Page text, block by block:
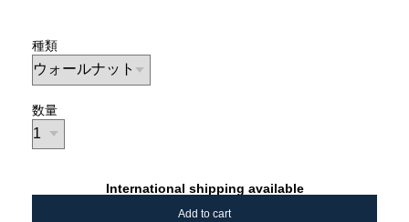
種類
数量
International shipping available
Add to cart